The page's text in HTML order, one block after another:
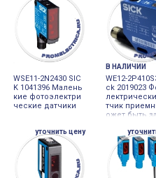
WSE11-2N2430 SIC
K 1041396 Малень
кие фотоэлектри
ческие датчики
В НАЛИЧИИ
WE12-
ck 2019023
тчик
ожет быть
уточнить цену